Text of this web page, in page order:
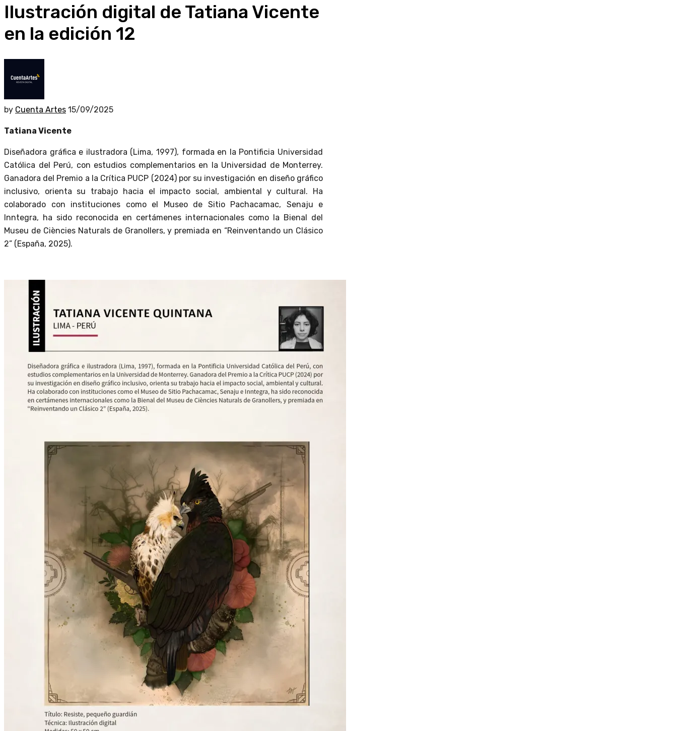
Ilustración digital de Tatiana Vicente
en la edición 12
by Cuenta Artes 15/09/2025
Tatiana Vicente
Diseñadora gráfica e ilustradora (Lima, 1997), formada en la Pontificia Universidad
Católica del Perú, con estudios complementarios en la Universidad de Monterrey.
Ganadora del Premio a la Crítica PUCP (2024) por su investigación en diseño gráfico
inclusivo, orienta su trabajo hacia el impacto social, ambiental y cultural. Ha
colaborado con instituciones como el Museo de Sitio Pachacamac, Senaju e
Inntegra, ha sido reconocida en certámenes internacionales como la Bienal del
Museu de Ciències Naturals de Granollers, y premiada en “Reinventando un Clásico
2” (España, 2025).